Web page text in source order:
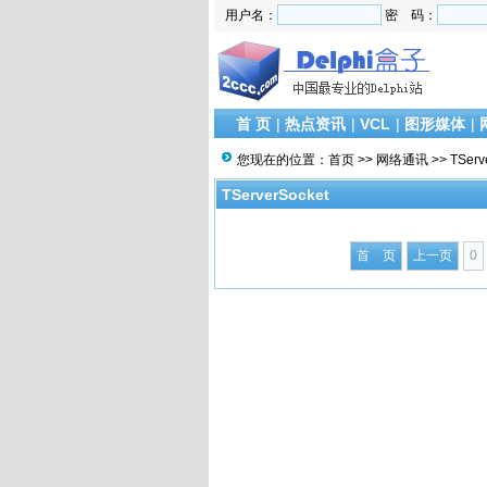
用户名： 密 码：
首 页 | 热点资讯 | VCL | 图形媒体 |
您现在的位置： 首页 >> 网络通讯 >>
TServerSocket
首 页 上一页 0